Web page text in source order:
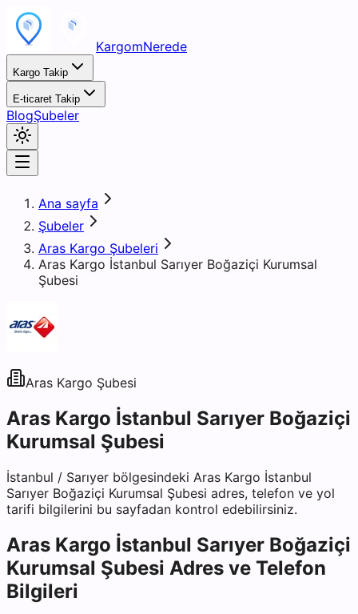
KargomNerede
Kargo Takip
E-ticaret Takip
BlogŞubeler
Ana sayfa
Şubeler
Aras Kargo Şubeleri
Aras Kargo İstanbul Sarıyer Boğaziçi Kurumsal
Şubesi
Aras Kargo Şubesi
Aras Kargo İstanbul Sarıyer Boğaziçi
Kurumsal Şubesi
İstanbul / Sarıyer bölgesindeki Aras Kargo İstanbul
Sarıyer Boğaziçi Kurumsal Şubesi adres, telefon ve yol
tarifi bilgilerini bu sayfadan kontrol edebilirsiniz.
Aras Kargo İstanbul Sarıyer Boğaziçi
Kurumsal Şubesi Adres ve Telefon
Bilgileri